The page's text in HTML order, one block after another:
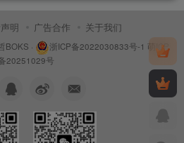
明 广告合作 关于我们
BOKS · 浙ICP备2022030833号-1 萌ICP
20251029号